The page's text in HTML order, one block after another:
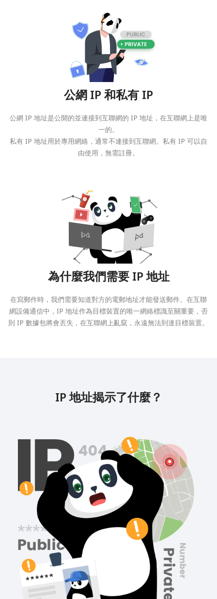
公網 IP 和私有 IP
公網 IP 地址是公開的並連接到互聯網的 IP 地址，在互聯網上是唯
一的。
私有 IP 地址用於專用網絡，通常不連接到互聯網。私有 IP 可以自
由使用，無需註冊。
為什麼我們需要 IP 地址
在寫郵件時，我們需要知道對方的電郵地址才能發送郵件。在互聯
網設備通信中，IP 地址作為目標裝置的唯一網絡標識至關重要，否
則 IP 數據包將會丟失，在互聯網上亂竄，永遠無法到達目標裝置。
IP 地址揭示了什麼？